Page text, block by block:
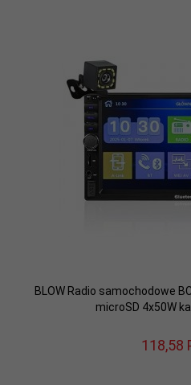
BLOW Radio samochodowe
microSD 4x50W
118,58